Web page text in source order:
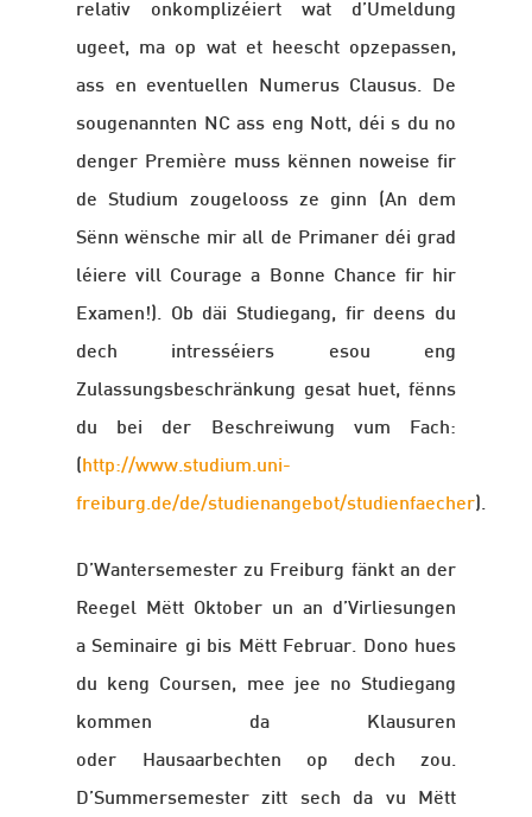
relativ onkomplizéiert wat d’Umeldung
ugeet, ma op wat et heescht opzepassen,
ass en eventuellen Numerus Clausus. De
sougenannten NC ass eng Nott, déi s du no
denger Première muss kënnen noweise fir
de Studium zougelooss ze ginn (An dem
Sënn wënsche mir all de Primaner déi grad
léiere vill Courage a Bonne Chance fir hir
Examen!). Ob däi Studiegang, fir deens du
dech intresséiers esou eng
Zulassungsbeschränkung gesat huet, fënns
du bei der Beschreiwung vum Fach:
(http://www.studium.uni-
freiburg.de/de/studienangebot/studienfaecher).
D’Wantersemester zu Freiburg fänkt an der
Reegel Mëtt Oktober un an d’Virliesungen
a Seminaire gi bis Mëtt Februar. Dono hues
du keng Coursen, mee jee no Studiegang
kommen da Klausuren
oder Hausaarbechten op dech zou.
D’Summersemester zitt sech da vu Mëtt